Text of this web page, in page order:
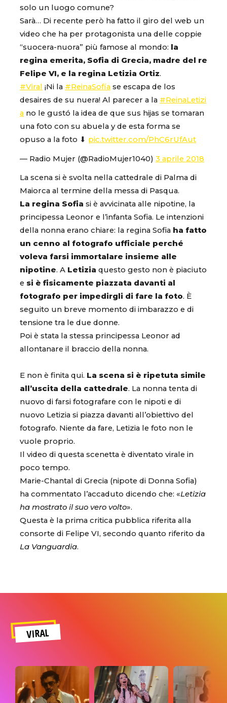
solo un luogo comune?
Sarà… Di recente però ha fatto il giro del web un
video che ha per protagonista una delle coppie
“suocera-nuora” più famose al mondo:
la
regina emerita, Sofia di Grecia, madre del re
Felipe VI, e la regina Letizia Ortiz.
#Viral ¡Ni la #ReinaSofía se escapa de los
desaires de su nuera! Al parecer a la #ReinaLetizi
a no le gustó la idea de que sus hijas se tomaran
una foto con su abuela y de esta forma se
opuso a la foto ⬇ pic.twitter.com/PhC6rUfAut
— Radio Mujer (@RadioMujer1040) 3 aprile 2018
La scena si è svolta nella cattedrale di Palma di
Maiorca al termine della messa di Pasqua.
La regina Sofia si è avvicinata alle nipotine, la
principessa Leonor e l’infanta Sofia. Le intenzioni
della nonna erano chiare: la regina Sofia ha fatto
un cenno al fotografo ufficiale perché
voleva farsi immortalare insieme alle
nipotine. A Letizia questo gesto non è piaciuto
e si è fisicamente piazzata davanti al
fotografo per impedirgli di fare la foto. È
seguito un breve momento di imbarazzo e di
tensione tra le due donne.
Poi è stata la stessa principessa Leonor ad
allontanare il braccio della nonna.
E non è finita qui. La scena si è ripetuta simile
all’uscita della cattedrale. La nonna tenta di
nuovo di farsi fotografare con le nipoti e di
nuovo Letizia si piazza davanti all’obiettivo del
fotografo. Niente da fare, Letizia le foto non le
vuole proprio.
Il video di questa scenetta è diventato virale in
poco tempo.
Marie-Chantal di Grecia (nipote di Donna Sofia)
ha commentato l’accaduto dicendo che: «Letizia
ha mostrato il suo vero volto».
Questa è la prima critica pubblica riferita alla
consorte di Felipe VI, secondo quanto riferito da
La Vanguardia.
VIRAL